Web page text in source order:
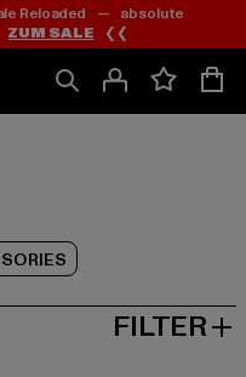
Reloaded — absolute
ZUM SALE ❮❮
FILTER